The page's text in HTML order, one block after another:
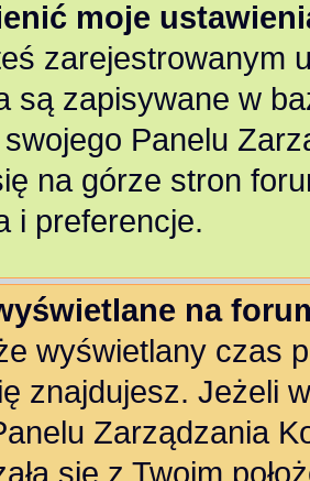
moje
zarejestrowanym
są zapisywane w
Panelu
na górze stron
i preferencje.
na
wyświetlany czas
znajdujesz. Jeżeli
Zarządzania
się z Twoim